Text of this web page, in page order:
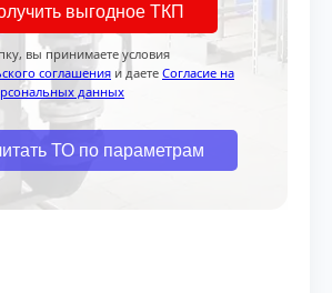
выгодное ТКП
вы принимаете условия
соглашения и даете Согласие на
данных
ТО по параметрам